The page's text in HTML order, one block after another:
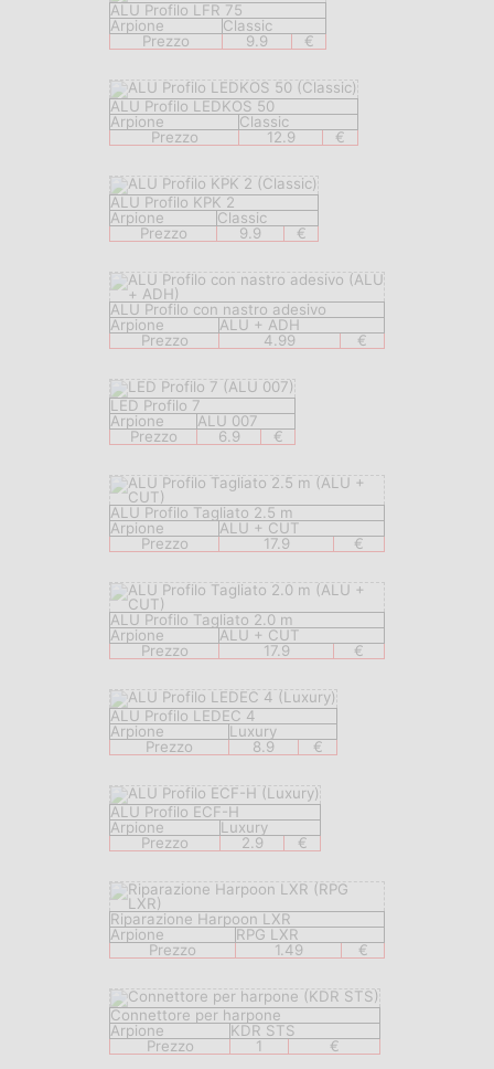
ALU Profilo LFR 75
Arpione
Classic
Prezzo
9.9 €
ALU Profilo LEDKOS 50
Arpione
Classic
Prezzo
12.9 €
ALU Profilo KPK 2
Arpione
Classic
Prezzo
9.9 €
ALU Profilo con nastro adesivo
Arpione
ALU + ADH
Prezzo
4.99 €
LED Profilo 7
Arpione
ALU 007
Prezzo
6.9 €
ALU Profilo Tagliato 2.5 m
Arpione
ALU + CUT
Prezzo
17.9 €
ALU Profilo Tagliato 2.0 m
Arpione
ALU + CUT
Prezzo
17.9 €
ALU Profilo LEDEC 4
Arpione
Luxury
Prezzo
8.9 €
ALU Profilo ECF-H
Arpione
Luxury
Prezzo
2.9 €
Riparazione Harpoon LXR
Arpione
RPG LXR
Prezzo
1.49 €
Connettore per harpone
Arpione
KDR STS
Prezzo
1 €